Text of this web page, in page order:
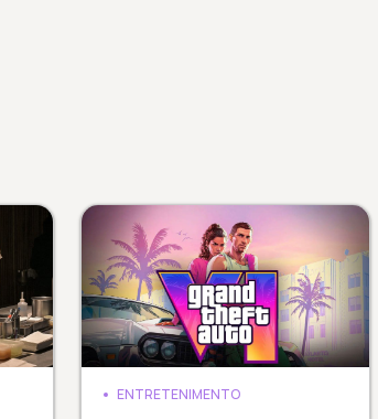
ENTRETENIMENTO